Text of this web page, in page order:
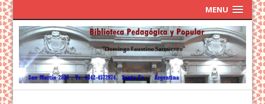
MENU